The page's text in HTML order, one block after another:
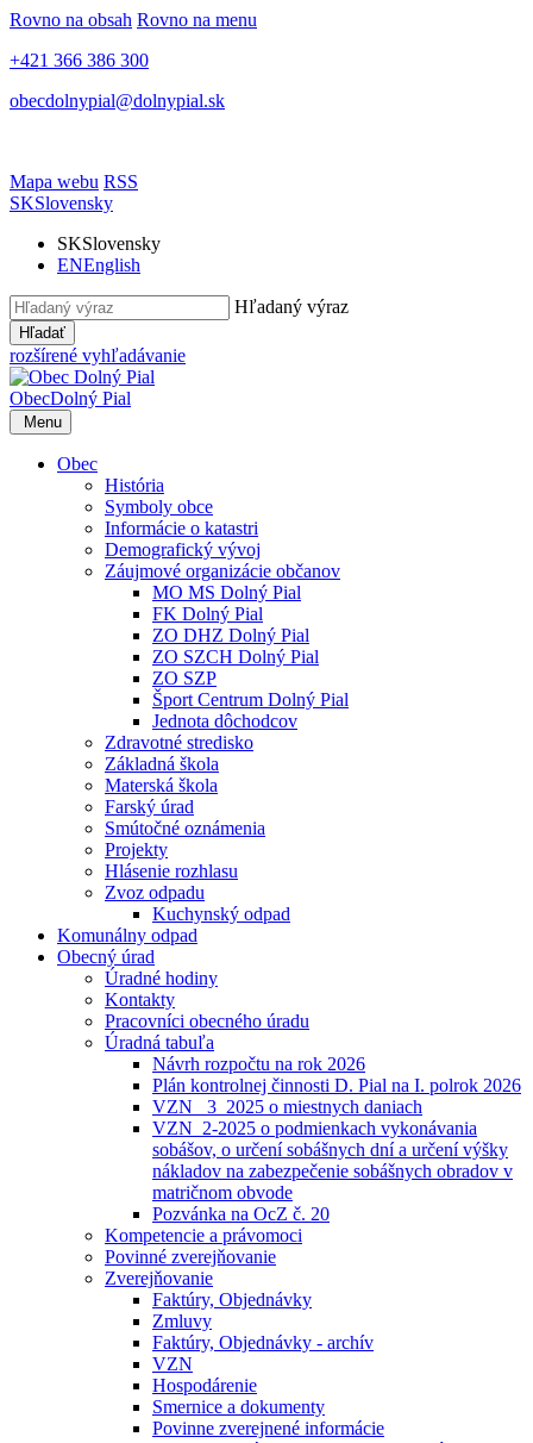
Rovno na obsah Rovno na menu
+421 366 386 300
obecdolnypial@dolnypial.sk
Mapa webu RSS
SKSlovensky
SKSlovensky
ENEnglish
Hľadaný výraz
Hľadať
rozšírené vyhľadávanie
ObecDolný Pial
Menu
Obec
História
Symboly obce
Informácie o katastri
Demografický vývoj
Záujmové organizácie občanov
MO MS Dolný Pial
FK Dolný Pial
ZO DHZ Dolný Pial
ZO SZCH Dolný Pial
ZO SZP
Šport Centrum Dolný Pial
Jednota dôchodcov
Zdravotné stredisko
Základná škola
Materská škola
Farský úrad
Smútočné oznámenia
Projekty
Hlásenie rozhlasu
Zvoz odpadu
Kuchynský odpad
Komunálny odpad
Obecný úrad
Úradné hodiny
Kontakty
Pracovníci obecného úradu
Úradná tabuľa
Návrh rozpočtu na rok 2026
Plán kontrolnej činnosti D. Pial na I. polrok 2026
VZN _3_2025 o miestnych daniach
VZN_2-2025 o podmienkach vykonávania
sobášov, o určení sobášnych dní a určení výšky
nákladov na zabezpečenie sobášnych obradov v
matričnom obvode
Pozvánka na OcZ č. 20
Kompetencie a právomoci
Povinné zverejňovanie
Zverejňovanie
Faktúry, Objednávky
Zmluvy
Faktúry, Objednávky - archív
VZN
Hospodárenie
Smernice a dokumenty
Povinne zverejnené informácie